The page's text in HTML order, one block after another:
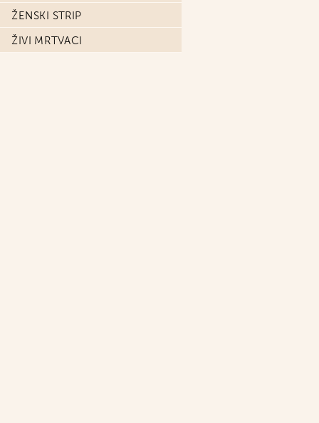
ŽENSKI STRIP
ŽIVI MRTVACI